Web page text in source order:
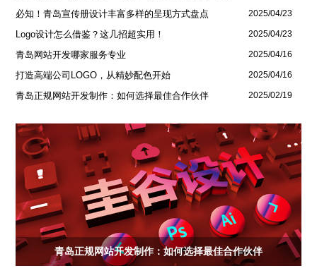
必知！青岛宣传册设计丰富多样的呈现方式盘点 2025/04/23
Logo设计怎么借鉴？这几招超实用！ 2025/04/23
青岛网站开发哪家服务专业 2025/04/16
打造高端公司LOGO，从精妙配色开始 2025/04/16
青岛正规网站开发制作：如何选择最佳合作伙伴 2025/02/19
青岛正规网站开发制作：如何选择最佳合作伙伴